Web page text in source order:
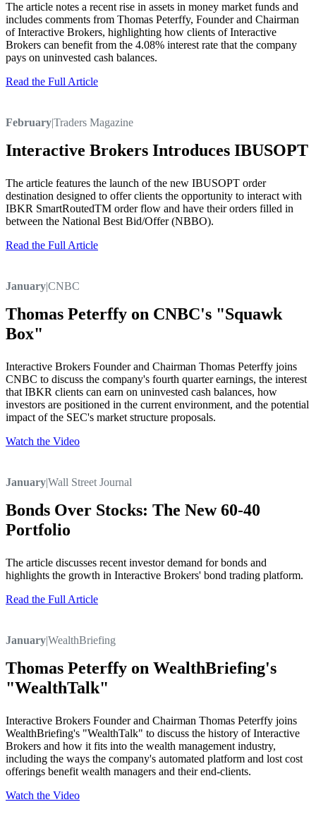
The article notes a recent rise in assets in money market funds and
includes comments from Thomas Peterffy, Founder and Chairman
of Interactive Brokers, highlighting how clients of Interactive
Brokers can benefit from the 4.08% interest rate that the company
pays on uninvested cash balances.
Read the Full Article
February|Traders Magazine
Interactive Brokers Introduces IBUSOPT
The article features the launch of the new IBUSOPT order
destination designed to offer clients the opportunity to interact with
IBKR SmartRoutedTM order flow and have their orders filled in
between the National Best Bid/Offer (NBBO).
Read the Full Article
January|CNBC
Thomas Peterffy on CNBC's "Squawk
Box"
Interactive Brokers Founder and Chairman Thomas Peterffy joins
CNBC to discuss the company's fourth quarter earnings, the interest
that IBKR clients can earn on uninvested cash balances, how
investors are positioned in the current environment, and the potential
impact of the SEC's market structure proposals.
Watch the Video
January|Wall Street Journal
Bonds Over Stocks: The New 60-40
Portfolio
The article discusses recent investor demand for bonds and
highlights the growth in Interactive Brokers' bond trading platform.
Read the Full Article
January|WealthBriefing
Thomas Peterffy on WealthBriefing's
"WealthTalk"
Interactive Brokers Founder and Chairman Thomas Peterffy joins
WealthBriefing's "WealthTalk" to discuss the history of Interactive
Brokers and how it fits into the wealth management industry,
including the ways the company's automated platform and lost cost
offerings benefit wealth managers and their end-clients.
Watch the Video